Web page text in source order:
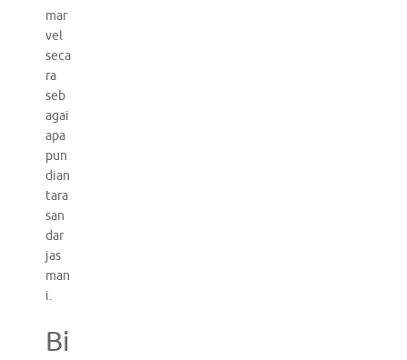
mar
vel
seca
ra
seb
agai
apa
pun
dian
tara
san
dar
jas
man
i.
Bi